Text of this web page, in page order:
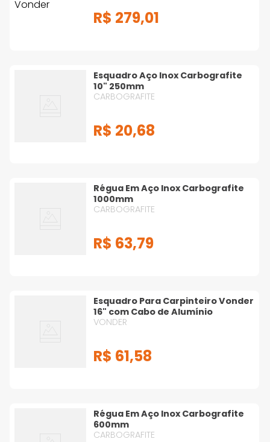
R$ 279,01
Esquadro Aço Inox Carbografite
10" 250mm
CARBOGRAFITE
R$ 20,68
Régua Em Aço Inox Carbografite
1000mm
CARBOGRAFITE
R$ 63,79
Esquadro Para Carpinteiro Vonder
16" com Cabo de Alumínio
VONDER
R$ 61,58
Régua Em Aço Inox Carbografite
600mm
CARBOGRAFITE